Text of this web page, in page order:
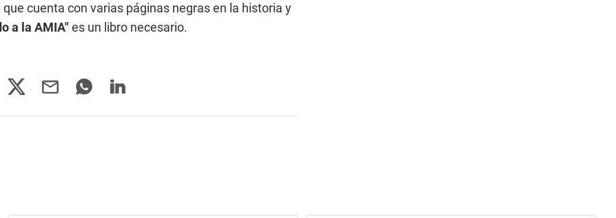
cuenta con varias páginas negras en la historia y
a la AMIA"es un libro necesario.